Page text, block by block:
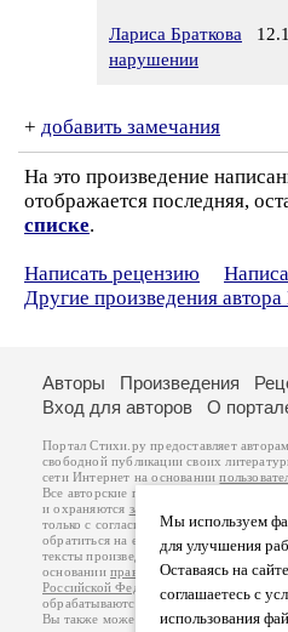
Лариса Браткова
нарушении
+ добавить замечания
На это произведение
отображается последняя,
списке.
Написать рецензию
Другие произведения
Мы используем
для улучшения
Оставаясь на
соглашаетесь с
использования
Авторы Произведения
Вход для авторов
О
Портал Стихи.ру предоставляет
свободной публикации своих
сети Интернет на основании
Все авторские права на произведения
и охраняются законом
. Перепечатка
только с согласия его автора, к
обратиться на его авторской странице.
тексты произведений авторы несут
основанииправил публикациии
Российской Федерации
обрабатываются на основании
Вы также можете посмотреть более